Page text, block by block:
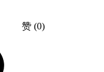
赞 (0)